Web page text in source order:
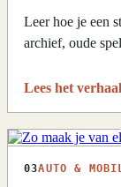
Leer hoe je een
archief, oude
Lees het verhaal
03AUTO &